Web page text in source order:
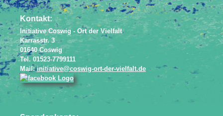
Kontakt:
Initiative Coswig - Ort der Vielfalt
Karrasstr. 3
01640 Coswig
Tel. 01523-7799111
Mail:initiative@coswig-ort-der-vielfalt.de